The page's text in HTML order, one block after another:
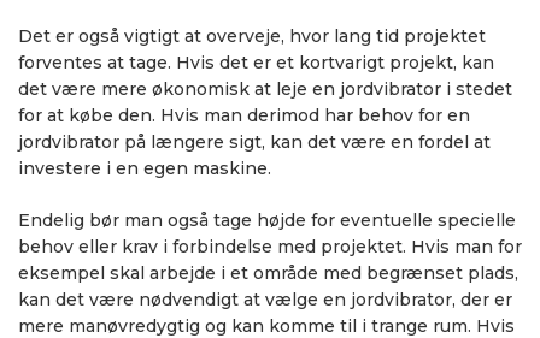
Det er også vigtigt at overveje, hvor lang tid projektet
forventes at tage. Hvis det er et kortvarigt projekt, kan
det være mere økonomisk at leje en jordvibrator i stedet
for at købe den. Hvis man derimod har behov for en
jordvibrator på længere sigt, kan det være en fordel at
investere i en egen maskine.
Endelig bør man også tage højde for eventuelle specielle
behov eller krav i forbindelse med projektet. Hvis man for
eksempel skal arbejde i et område med begrænset plads,
kan det være nødvendigt at vælge en jordvibrator, der er
mere manøvredygtig og kan komme til i trange rum. Hvis